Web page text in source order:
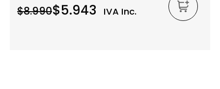
$8.990$5.943 IVA Inc.